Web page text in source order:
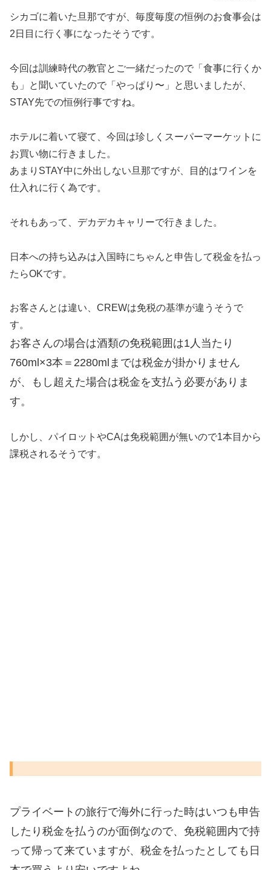
シカゴに着いた旦那ですが、毎度毎度の恒例のお食事会は
2日目に行く事になったそうです。
今回は訓練時代の教官とご一緒だったので「食事に行くか
も」と聞いていたので「やっぱり〜」と思いましたが、
STAY先での恒例行事ですね。
ホテルに着いて寝て、今回は珍しくスーパーマーケットに
お買い物に行きました。
あまりSTAY中に外出しない旦那ですが、目的はワインを
仕入れに行く為です。
それもあって、デカデカキャリーで行きました。
日本への持ち込みは入国時にちゃんと申告して税金を払っ
たらOKです。
お客さんとは違い、CREWは免税の基準が違うそうで
す。
お客さんの場合は酒類の免税範囲は1人当たり
760ml×3本＝2280mlまでは税金が掛かりません
が、もし超えた場合は税金を支払う必要がありま
す。
しかし、パイロットやCAは免税範囲が無いので1本目から
課税されるそうです。
プライベートの旅行で海外に行った時はいつも申告
したり税金を払うのが面倒なので、免税範囲内で持
って帰って来ていますが、税金を払ったとしても日